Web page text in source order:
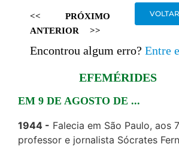
<<
ANTERIOR
PRÓXIMO
>>
Encontrou algum erro? Entre
EFEMÉRIDES
EM 9 DE AGOSTO DE ...
1944
Falecia em São Paulo, aos
professor e jornalista Sócrates